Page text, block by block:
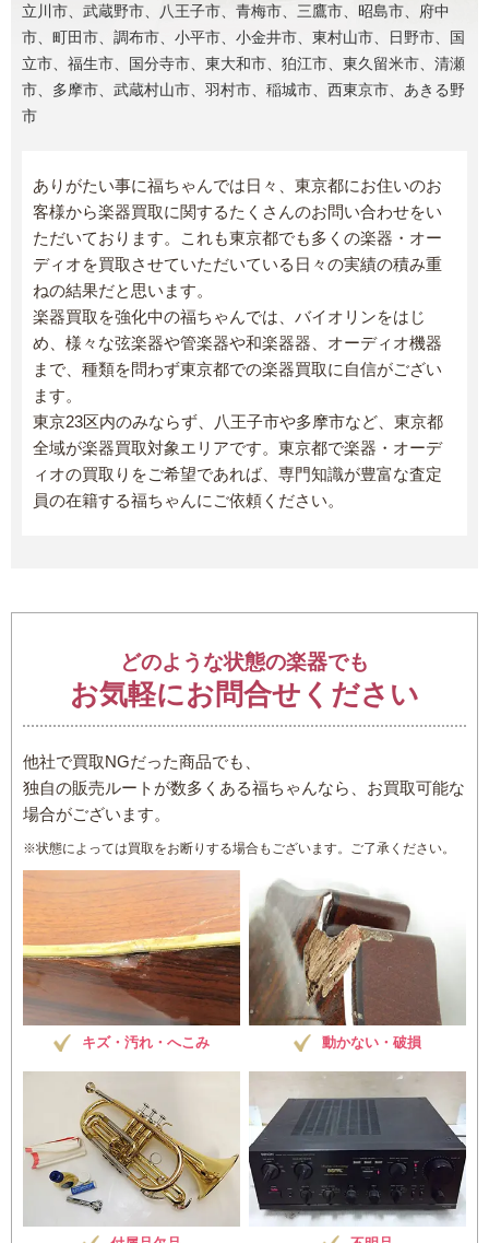
立川市、武蔵野市、八王子市、青梅市、三鷹市、昭島市、府中
市、町田市、調布市、小平市、小金井市、東村山市、日野市、国
立市、福生市、国分寺市、東大和市、狛江市、東久留米市、清瀬
市、多摩市、武蔵村山市、羽村市、稲城市、西東京市、あきる野
市
ありがたい事に福ちゃんでは日々、東京都にお住いのお
客様から楽器買取に関するたくさんのお問い合わせをい
ただいております。これも東京都でも多くの楽器・オー
ディオを買取させていただいている日々の実績の積み重
ねの結果だと思います。
楽器買取を強化中の福ちゃんでは、バイオリンをはじ
め、様々な弦楽器や管楽器や和楽器器、オーディオ機器
まで、種類を問わず東京都での楽器買取に自信がござい
ます。
東京23区内のみならず、八王子市や多摩市など、東京都
全域が楽器買取対象エリアです。東京都で楽器・オーデ
ィオの買取りをご希望であれば、専門知識が豊富な査定
員の在籍する福ちゃんにご依頼ください。
どのような状態の楽器でも
お気軽にお問合せください
他社で買取NGだった商品でも、
独自の販売ルートが数多くある福ちゃんなら、お買取可能な
場合がございます。
※状態によっては買取をお断りする場合もございます。ご了承ください。
キズ・汚れ・へこみ 動かない・破損